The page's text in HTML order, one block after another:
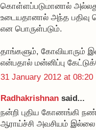
கொள்ளப்படுமானால்
உடையதானால் அந்த பதிவு
என பொருள்படும்.
தாங்களும், கோவியாரும்
என்பதால் மன்னிப்பு
31 January 2012 at 08:20
Radhakrishnan said...
நன்றி புதிய கோணங்கி
ஆராய்ச்சி அவசியம் இல்லை